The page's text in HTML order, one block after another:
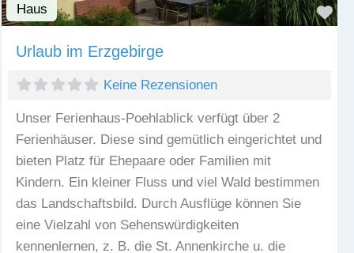
Haus
Urlaub im Erzgebirge
Keine Rezensionen
Unser Ferienhaus-Poehlablick verfügt über 2
Ferienhäuser. Diese sind gemütlich eingerichtet und
bieten Platz für Ehepaare oder Familien mit
Kindern. Ein kleiner Fluss und viel Wald bestimmen
das Landschaftsbild. Durch Ausflüge können Sie
eine Vielzahl von Sehenswürdigkeiten
kennenlernen, z. B. die St. Annenkirche u. die